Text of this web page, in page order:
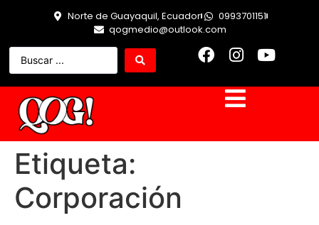
Norte de Guayaquil, Ecuador
0993701151
qogmedio@outlook.com
Etiqueta:
Corporación